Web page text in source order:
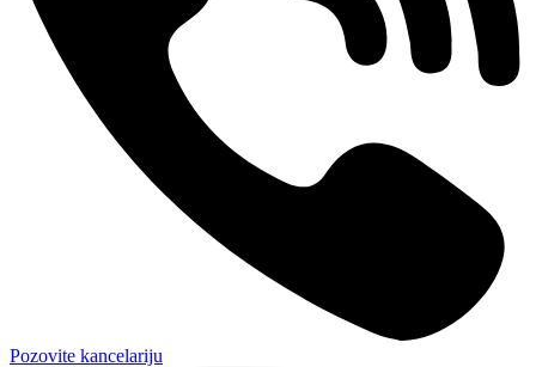
Pozovite kancelariju